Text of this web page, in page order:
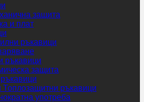
защита
и плат
ръкавици
ръкавици
защита
Топлозащитни ръкавици
употреба